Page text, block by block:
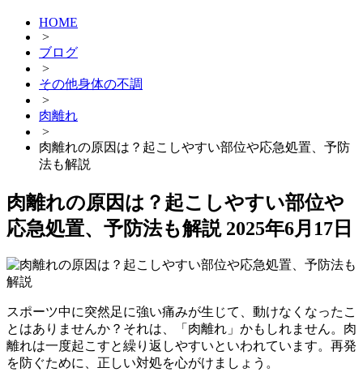
HOME
>
ブログ
>
その他身体の不調
>
肉離れ
>
肉離れの原因は？起こしやすい部位や応急処置、予防
法も解説
肉離れの原因は？起こしやすい部位や
応急処置、予防法も解説 2025年6月17日
スポーツ中に突然足に強い痛みが生じて、動けなくなったこ
とはありませんか？それは、「肉離れ」かもしれません。肉
離れは一度起こすと繰り返しやすいといわれています。再発
を防ぐために、正しい対処を心がけましょう。